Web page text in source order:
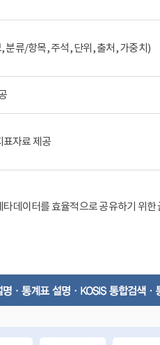
분류/항목, 주석, 단위, 출처, 가중치)
자료 제공
이터를 효율적으로 공유하기 위한